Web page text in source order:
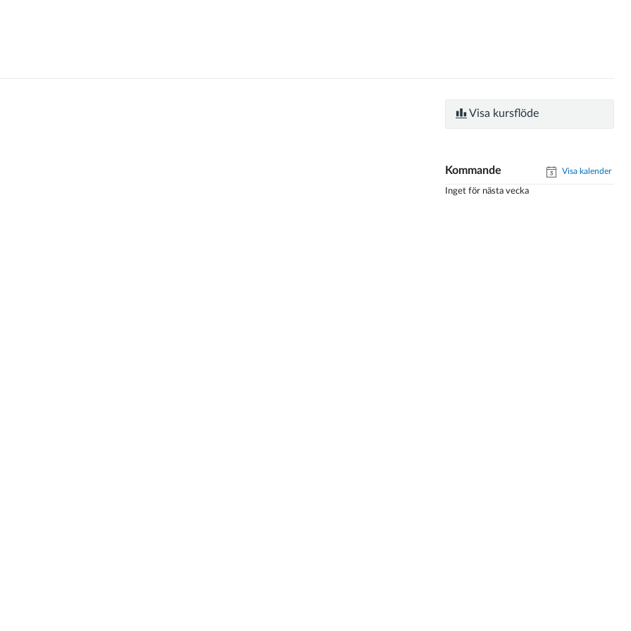
Visa kursflöde
Kommande Visa kalender
Inget för nästa vecka